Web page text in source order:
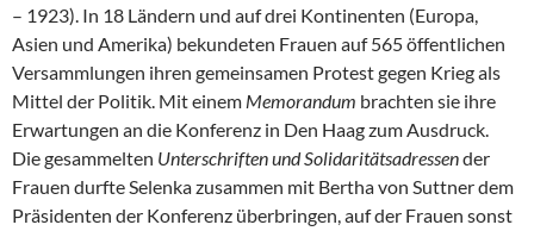
– 1923). In 18 Ländern und auf drei Kontinenten (Europa,
Asien und Amerika) bekundeten Frauen auf 565 öffentlichen
Versammlungen ihren gemeinsamen Protest gegen Krieg als
Mittel der Politik. Mit einem Memorandum brachten sie ihre
Erwartungen an die Konferenz in Den Haag zum Ausdruck.
Die gesammelten Unterschriften und Solidaritätsadressender
Frauen durfte Selenka zusammen mit Bertha von Suttner dem
Präsidenten der Konferenz überbringen, auf der Frauen sonst